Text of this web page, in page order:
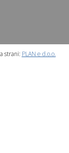
strani: PLAN e d.o.o.